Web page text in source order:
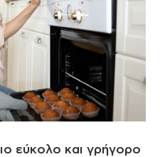
εύκολο και γρήγορο